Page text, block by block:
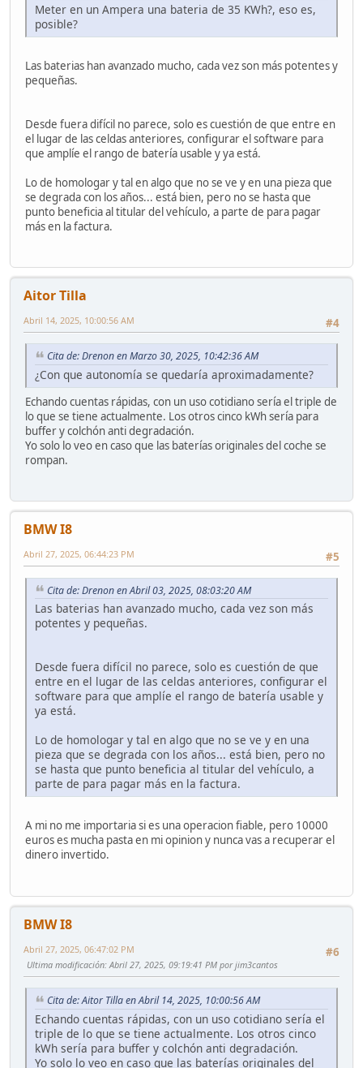
Meter en un Ampera una bateria de 35 KWh?, eso es,
posible?
Las baterias han avanzado mucho, cada vez son más potentes y
pequeñas.
Desde fuera difícil no parece, solo es cuestión de que entre en
el lugar de las celdas anteriores, configurar el software para
que amplíe el rango de batería usable y ya está.
Lo de homologar y tal en algo que no se ve y en una pieza que
se degrada con los años... está bien, pero no se hasta que
punto beneficia al titular del vehículo, a parte de para pagar
más en la factura.
Aitor Tilla
#4
Abril 14, 2025, 10:00:56 AM
Cita de: Drenon en Marzo 30, 2025, 10:42:36 AM
¿Con que autonomía se quedaría aproximadamente?
Echando cuentas rápidas, con un uso cotidiano sería el triple de
lo que se tiene actualmente. Los otros cinco kWh sería para
buffer y colchón anti degradación.
Yo solo lo veo en caso que las baterías originales del coche se
rompan.
BMW I8
#5
Abril 27, 2025, 06:44:23 PM
Cita de: Drenon en Abril 03, 2025, 08:03:20 AM
Las baterias han avanzado mucho, cada vez son más
potentes y pequeñas.
Desde fuera difícil no parece, solo es cuestión de que
entre en el lugar de las celdas anteriores, configurar el
software para que amplíe el rango de batería usable y
ya está.
Lo de homologar y tal en algo que no se ve y en una
pieza que se degrada con los años... está bien, pero no
se hasta que punto beneficia al titular del vehículo, a
parte de para pagar más en la factura.
A mi no me importaria si es una operacion fiable, pero 10000
euros es mucha pasta en mi opinion y nunca vas a recuperar el
dinero invertido.
BMW I8
#6
Abril 27, 2025, 06:47:02 PM
Ultima modificación: Abril 27, 2025, 09:19:41 PM por jim3cantos
Cita de: Aitor Tilla en Abril 14, 2025, 10:00:56 AM
Echando cuentas rápidas, con un uso cotidiano sería el
triple de lo que se tiene actualmente. Los otros cinco
kWh sería para buffer y colchón anti degradación.
Yo solo lo veo en caso que las baterías originales del